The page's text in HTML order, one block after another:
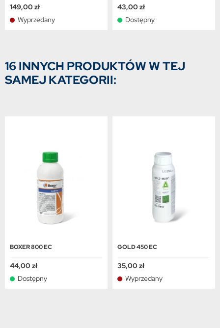
149,00 zł
Wyprzedany
43,00 zł
Dostępny
16 INNYCH PRODUKTÓW W TEJ
SAMEJ KATEGORII:
BOXER 800 EC
44,00 zł
Dostępny
GOLD 450 EC
35,00 zł
Wyprzedany